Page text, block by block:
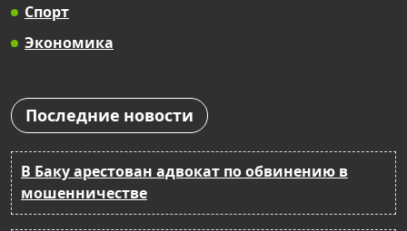
Спорт
Экономика
Последние новости
В Баку арестован адвокат по обвинению в
мошенничестве